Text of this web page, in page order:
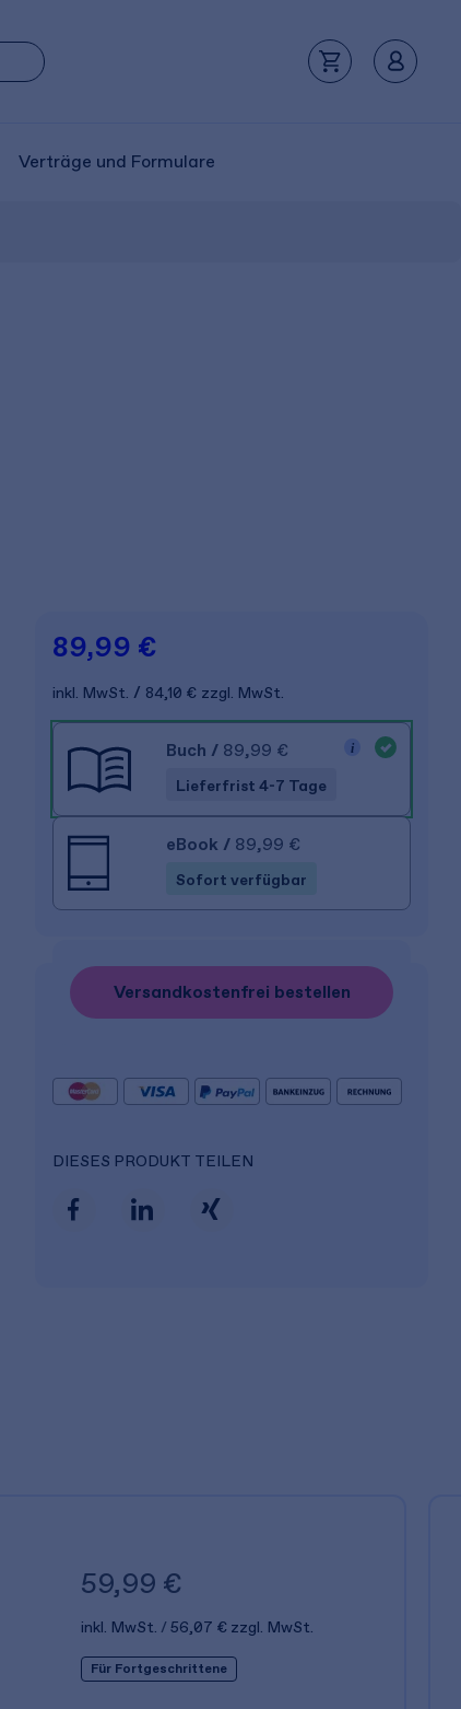
Verträge und Formulare
89,99 €
inkl. MwSt. 84,10 € zzgl. MwSt.
Buch / 89,99 €
Lieferfrist 4-7 Tage
eBook / 89,99 €
Sofort verfügbar
Versandkostenfrei bestellen
DIESES PRODUKT TEILEN
59,99 €
inkl. MwSt. 56,07 € zzgl. MwSt.
Für Fortgeschrittene